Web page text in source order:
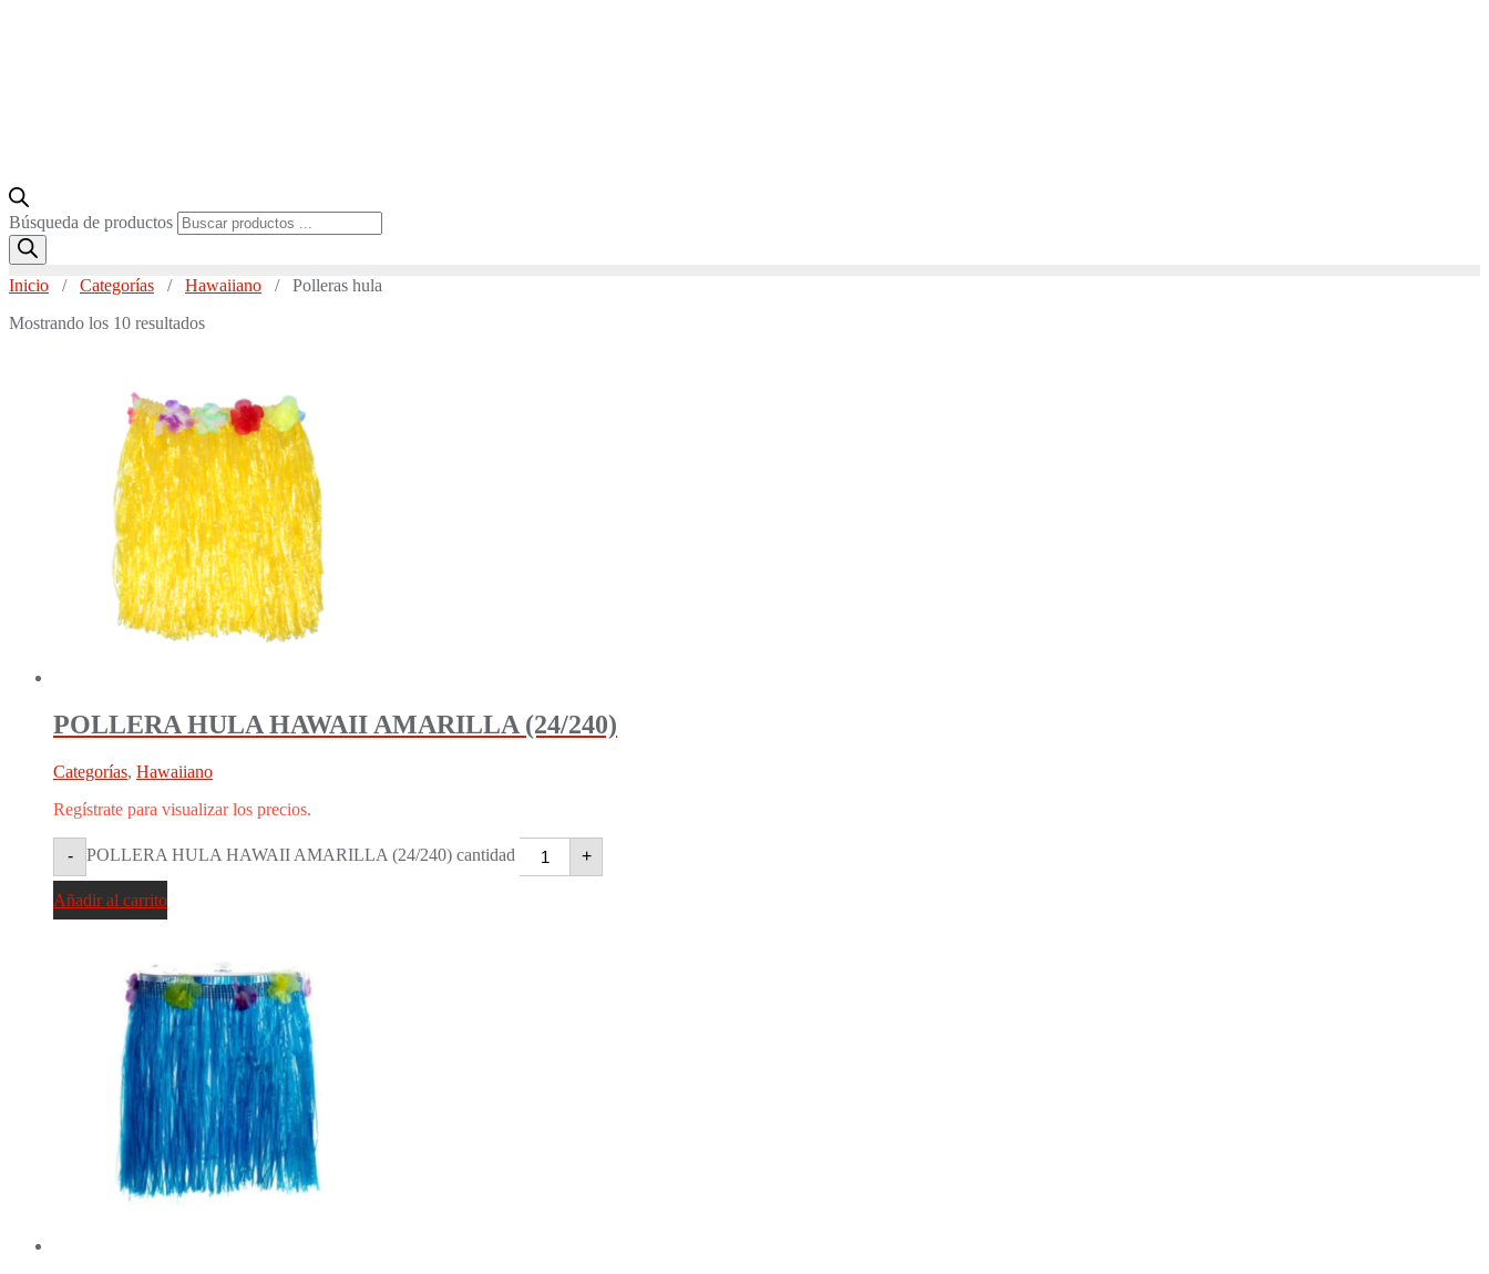
Búsqueda de productos
Inicio / Categorías / Hawaiiano / Polleras hula
Mostrando los 10 resultados
POLLERA HULA HAWAII AMARILLA (24/240)
Categorías, Hawaiiano
Regístrate para visualizar los precios.
- POLLERA HULA HAWAII AMARILLA (24/240) cantidad +
Añadir al carrito